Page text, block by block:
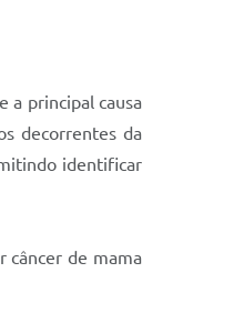
a principal causa
decorrentes da
identificar
câncer de mama